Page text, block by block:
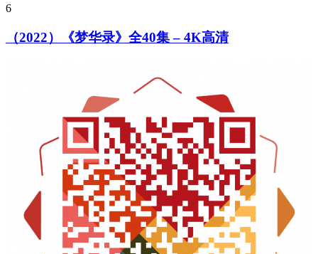
6
（2022）《梦华录》全40集 – 4K高清